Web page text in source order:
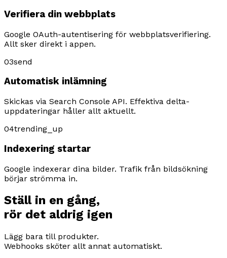
Verifiera din webbplats
Google OAuth-autentisering för webbplatsverifiering.
Allt sker direkt i appen.
03send
Automatisk inlämning
Skickas via Search Console API. Effektiva delta-
uppdateringar håller allt aktuellt.
04trending_up
Indexering startar
Google indexerar dina bilder. Trafik från bildsökning
börjar strömma in.
Ställ in en gång,
rör det aldrig igen
Lägg bara till produkter.
Webhooks sköter allt annat automatiskt.